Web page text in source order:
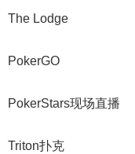
The Lodge
PokerGO
PokerStars现场直播
Triton扑克